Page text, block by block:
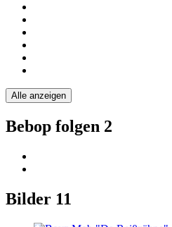
Alle anzeigen
Bebop folgen 2
Bilder 11